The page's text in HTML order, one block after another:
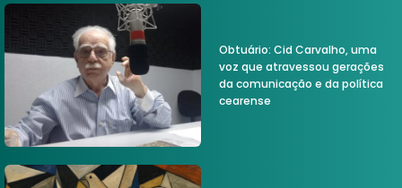
Obtuário: Cid Carvalho, uma
voz que atravessou gerações
da comunicação e da política
cearense